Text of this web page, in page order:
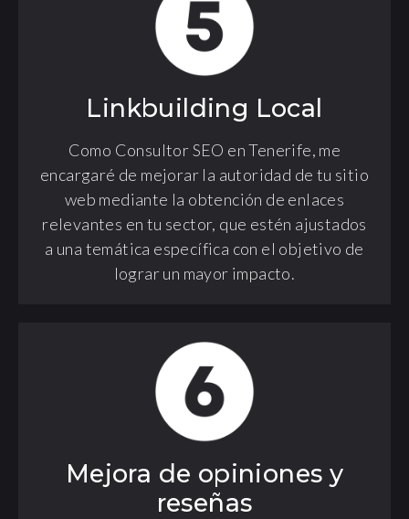
Linkbuilding Local
Como Consultor SEO en Tenerife, me
encargaré de mejorar la autoridad de tu sitio
web mediante la obtención de enlaces
relevantes en tu sector, que estén ajustados
a una temática específica con el objetivo de
lograr un mayor impacto.
Mejora de opiniones y
reseñas